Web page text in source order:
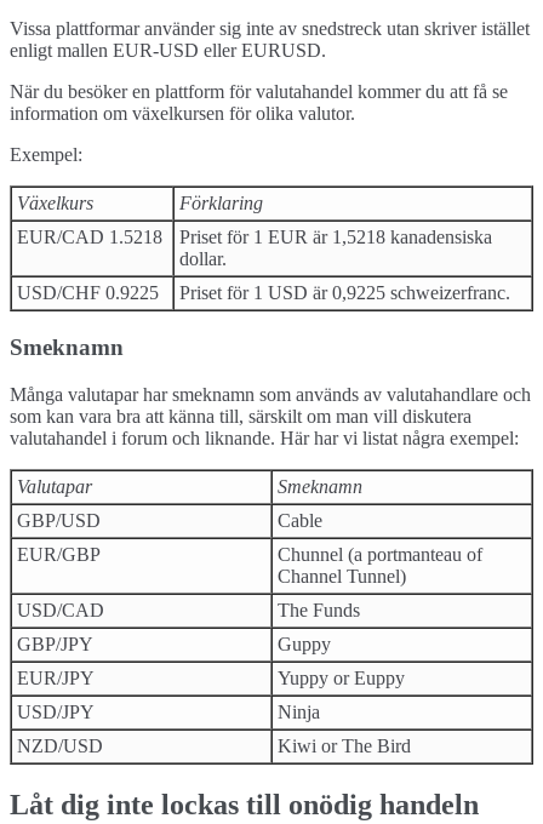
Vissa plattformar använder sig inte av snedstreck utan skriver istället
enligt mallen EUR-USD eller EURUSD.
När du besöker en plattform för valutahandel kommer du att få se
information om växelkursen för olika valutor.
Exempel:
Växelkurs
Förklaring
EUR/CAD 1.5218
Priset för 1 EUR är 1,5218 kanadensiska
dollar.
USD/CHF 0.9225
Priset för 1 USD är 0,9225 schweizerfranc.
Smeknamn
Många valutapar har smeknamn som används av valutahandlare och
som kan vara bra att känna till, särskilt om man vill diskutera
valutahandel i forum och liknande. Här har vi listat några exempel:
Valutapar
Smeknamn
GBP/USD
Cable
EUR/GBP
Chunnel (a portmanteau of
Channel Tunnel)
USD/CAD
The Funds
GBP/JPY
Guppy
EUR/JPY
Yuppy or Euppy
USD/JPY
Ninja
NZD/USD
Kiwi or The Bird
Låt dig inte lockas till onödig handeln